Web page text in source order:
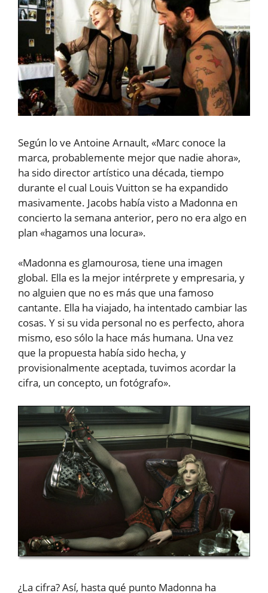
Según lo ve Antoine Arnault, «Marc conoce la
marca, probablemente mejor que nadie ahora»,
ha sido director artístico una década, tiempo
durante el cual Louis Vuitton se ha expandido
masivamente. Jacobs había visto a Madonna en
concierto la semana anterior, pero no era algo en
plan «hagamos una locura».
«Madonna es glamourosa, tiene una imagen
global. Ella es la mejor intérprete y empresaria, y
no alguien que no es más que una famoso
cantante. Ella ha viajado, ha intentado cambiar las
cosas. Y si su vida personal no es perfecto, ahora
mismo, eso sólo la hace más humana. Una vez
que la propuesta había sido hecha, y
provisionalmente aceptada, tuvimos acordar la
cifra, un concepto, un fotógrafo».
¿La cifra? Así, hasta qué punto Madonna ha